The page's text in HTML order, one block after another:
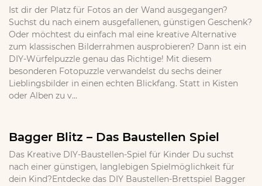
Ist dir der Platz für Fotos an der Wand ausgegangen?
Suchst du nach einem ausgefallenen, günstigen Geschenk?
Oder möchtest du einfach mal eine kreative Alternative
zum klassischen Bilderrahmen ausprobieren? Dann ist ein
DIY-Würfelpuzzle genau das Richtige! Mit diesem
besonderen Fotopuzzle verwandelst du sechs deiner
Lieblingsbilder in einen echten Blickfang. Statt in Kisten
oder Alben zu v...
Bagger Blitz – Das Baustellen Spiel
Das Kreative DIY-Baustellen-Spiel für Kinder Du suchst
nach einer günstigen, langlebigen Spielmöglichkeit für
dein Kind?Entdecke das DIY Baustellen-Brettspiel Bagger